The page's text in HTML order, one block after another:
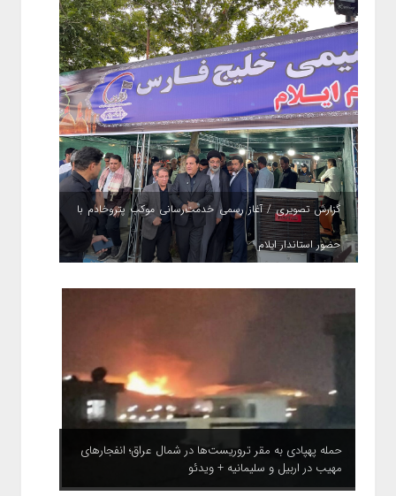
گزارش تصویری / آغاز رسمی خدمت‌رسانی موکب پتروخادم با
حضور استاندار ایلام
حمله پهپادی به مقر تروریست‌ها در شمال عراق؛ انفجارهای
مهیب در اربیل و سلیمانیه + ویدئو